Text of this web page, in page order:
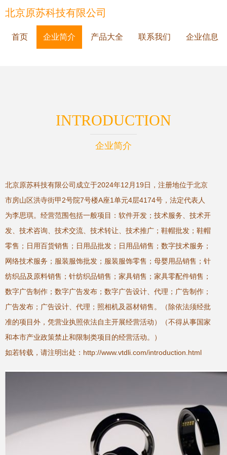
北京原苏科技有限公司
首页 企业简介 产品大全 联系我们 企业信息
INTRODUCTION
企业简介
北京原苏科技有限公司成立于2024年12月19日，注册地位于北京
市房山区洪寺街甲2号院7号楼A座1单元4层4174号，法定代表人
为李思琪。经营范围包括一般项目：软件开发；技术服务、技术开
发、技术咨询、技术交流、技术转让、技术推广；鞋帽批发；鞋帽
零售；日用百货销售；日用品批发；日用品销售；数字技术服务；
网络技术服务；服装服饰批发；服装服饰零售；母婴用品销售；针
纺织品及原料销售；针纺织品销售；家具销售；家具零配件销售；
数字广告制作；数字广告发布；数字广告设计、代理；广告制作；
广告发布；广告设计、代理；照相机及器材销售。（除依法须经批
准的项目外，凭营业执照依法自主开展经营活动）（不得从事国家
和本市产业政策禁止和限制类项目的经营活动。）
如若转载，请注明出处：http://www.vtdli.com/introduction.html